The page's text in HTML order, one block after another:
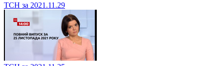
ТСН за 2021.11.29